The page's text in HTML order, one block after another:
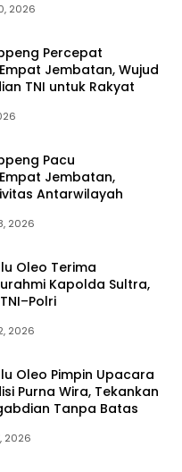
2026
Percepat
Jembatan, Wujud
TNI untuk Rakyat
Pacu
Jembatan,
Antarwilayah
2026
Oleo Terima
Kapolda Sultra,
2026
Oleo Pimpin Upacara
Purna Wira, Tekankan
Tanpa Batas
2026